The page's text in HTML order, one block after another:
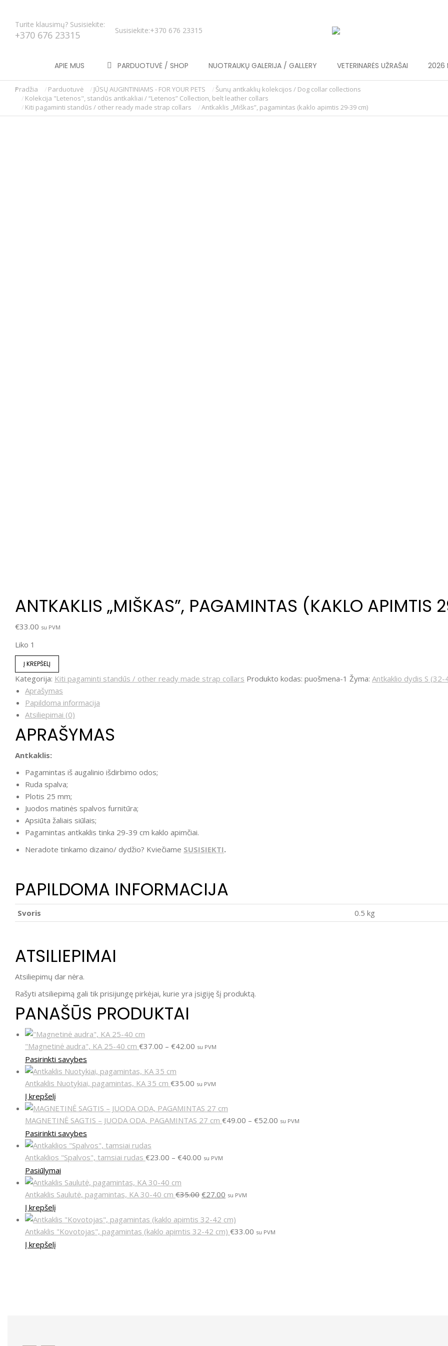
Turite klausimų? Susisiekite:
+370 676 23315 Susisiekite:+370 676 23315
APIE MUS PARDUOTUVĖ / SHOP NUOTRAUKŲ GALERIJA / GALLERY VETERINARĖS UŽRAŠAI 2026
You are here:
Pradžia Parduotuvė JŪSŲ AUGINTINIAMS - FOR YOUR PETS
Šunų antkaklių kolekcijos / Dog collar collections
Kolekcija "Letenos", standūs antkakliai / “Letenos” Collection, belt leather collars
Kiti pagaminti standūs / other ready made strap collars
Antkaklis „Miškas”, pagamintas (kaklo apimtis 29-39 cm)
ANTKAKLIS „MIŠKAS”, PAGAMINTAS (KAKLO
€33.00 su PVM
Liko 1
Į KREPŠELĮ
Kategorija: Kiti pagaminti standūs / other ready made strap collars Produkto kodas: puošmena-1 Žyma: Antkaklio dydis S (32-
Aprašymas
Papildoma informacija
Atsiliepimai (0)
APRAŠYMAS
Antkaklis:
Pagamintas iš augalinio išdirbimo odos;
Ruda spalva;
Plotis 25 mm;
Juodos matinės spalvos furnitūra;
Apsiūta žaliais siūlais;
Pagamintas antkaklis tinka 29-39 cm kaklo apimčiai.
Neradote tinkamo dizaino/ dydžio? Kviečiame SUSISIEKTI.
PAPILDOMA INFORMACIJA
Svoris 0.5 kg
ATSILIEPIMAI
Atsiliepimų dar nėra.
Rašyti atsiliepimą gali tik prisijungę pirkėjai, kurie yra įsigiję šį produktą.
PANAŠŪS PRODUKTAI
"Magnetinė audra", KA 25-40 cm €37.00 – €42.00 su PVM
Pasirinkti savybes
Antkaklis Nuotykiai, pagamintas, KA 35 cm €35.00 su PVM
Į krepšelį
MAGNETINĖ SAGTIS – JUODA ODA, PAGAMINTAS 27 cm €49.00 – €52.00 su PVM
Pasirinkti savybes
Antkaklios "Spalvos", tamsiai rudas €23.00 – €40.00 su PVM
Pasiūlymai
Antkaklis Saulutė, pagamintas, KA 30-40 cm €35.00 €27.00 su PVM
Į krepšelį
Antkaklis "Kovotojas", pagamintas (kaklo apimtis 32-42 cm) €33.00 su PVM
Į krepšelį